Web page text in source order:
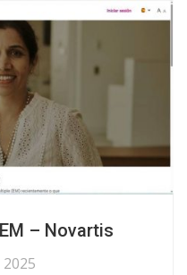
– Novartis